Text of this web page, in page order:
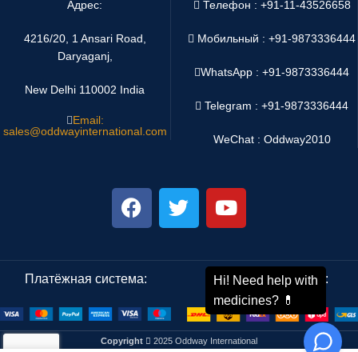
Адрес:
4216/20, 1 Ansari Road,
Daryaganj,
New Delhi 110002 India
Email:
sales@oddwayinternational.com
Телефон : +91-11-43526658
Мобильный : +91-9873336444
WhatsApp :+91-9873336444
Telegram : +91-9873336444
WeChat : Oddway2010
Платёжная система: Система доставки:
Copyright 2025 Oddway International